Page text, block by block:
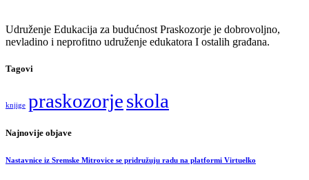
Udruženje Edukacija za budućnost Praskozorje je dobrovoljno,
nevladino i neprofitno udruženje edukatora I ostalih građana.
Tagovi
knjige praskozorjeskola
Najnovije objave
Nastavnice iz Sremske Mitrovice se pridružuju radu na platformi Virtuelko